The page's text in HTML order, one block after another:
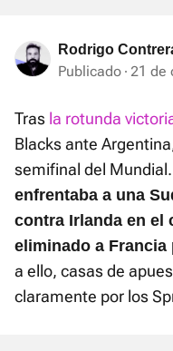
Rodrigo
Publicado 21 de
Tras la rotunda
Blacks ante
semifinal del Mundial.
enfrentaba a una
contra Irlanda en el
eliminado a
a ello, casas de
claramente por los